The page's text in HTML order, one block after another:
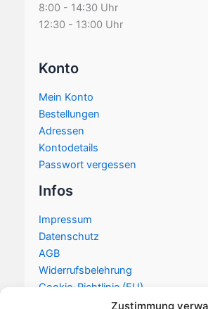
Zustimmung
8:00 - 14:30 Uhr
12:30 - 13:00 Uhr
Konto
Mein Konto
Bestellungen
Adressen
Kontodetails
Passwort vergessen
Infos
Impressum
Datenschutz
AGB
Widerrufsbelehrung
Cookie-Richtlinie (EU)